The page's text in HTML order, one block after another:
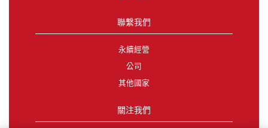
聯繫我們
永續經營
公司
其他國家
關注我們